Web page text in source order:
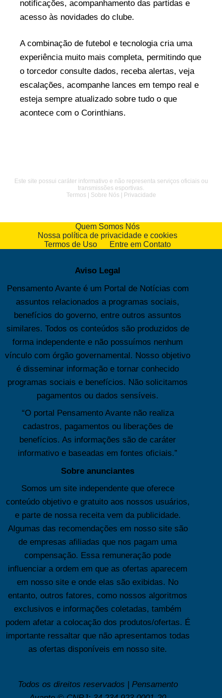
notificações, acompanhamento das partidas e
acesso às novidades do clube.
A combinação de futebol e tecnologia cria uma
experiência muito mais completa, permitindo que
o torcedor consulte dados, receba alertas, veja
escalações, acompanhe lances em tempo real e
esteja sempre atualizado sobre tudo o que
acontece com o Corinthians.
Este site possui caráter informativo e não representa serviços oficiais ou
transmissões esportivas.
Termos | Sobre Nós | Privacidade
Quem Somos Nós
Nossa política de privacidade e cookies
Termos de Uso
Entre em Contato
Aviso Legal
Pensamento Avante é um Portal de Notícias com
assuntos relacionados a programas sociais,
benefícios do governo, entre outros assuntos
similares. Todos os conteúdos são produzidos de
forma independente e não possuímos nenhum
vínculo com órgão governamental. Nosso objetivo
é disseminar informação e tornar conhecido
programas sociais e benefícios. Não solicitamos
pagamentos ou dados sensíveis.
“O portal Pensamento Avante não realiza
cadastros, pagamentos ou liberações de
benefícios. As informações são de caráter
informativo e baseadas em fontes oficiais.”
Sobre anunciantes
Somos um site independente que oferece
conteúdo objetivo e gratuito aos nossos usuários,
e parte de nossa receita vem da publicidade.
Algumas das recomendações em nosso site são
de empresas afiliadas que nos pagam uma
compensação. Essa remuneração pode
influenciar a ordem em que as ofertas aparecem
em nosso site e onde elas são exibidas. No
entanto, outros fatores, como nossos algoritmos
exclusivos e informações coletadas, também
podem afetar a colocação dos produtos/ofertas. É
importante ressaltar que não apresentamos todas
as ofertas disponíveis em nosso site.
Todos os direitos reservados | Pensamento